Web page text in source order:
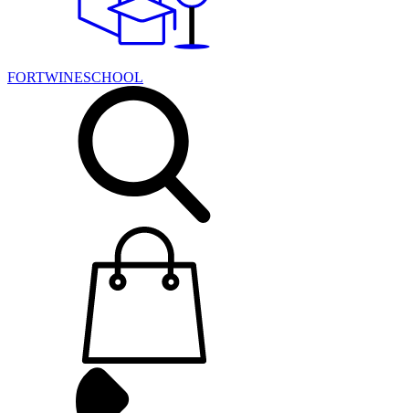
FORTWINESCHOOL